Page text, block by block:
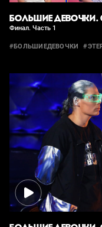
БОЛЬШИЕ ДЕВОЧКИ.
Финал. Часть 1
#БОЛЬШИЕДЕВОЧКИ